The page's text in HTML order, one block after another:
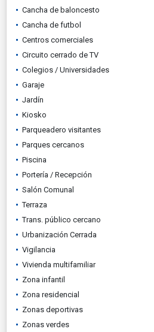
Cancha de baloncesto
Cancha de futbol
Centros comerciales
Circuito cerrado de TV
Colegios / Universidades
Garaje
Jardín
Kiosko
Parqueadero visitantes
Parques cercanos
Piscina
Portería / Recepción
Salón Comunal
Terraza
Trans. público cercano
Urbanización Cerrada
Vigilancia
Vivienda multifamiliar
Zona infantil
Zona residencial
Zonas deportivas
Zonas verdes